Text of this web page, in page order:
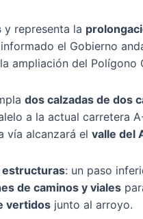
y representa la
el Gobierno
del Polígono
dos calzadas de dos
a la actual carretera
vía alcanzará el valle del
estructuras: un paso
de caminos y viales
vertidos junto al arroyo.